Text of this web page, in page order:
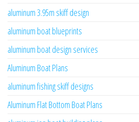
aluminum 3.95m skiff design
aluminum boat blueprints
aluminum boat design services
Aluminum Boat Plans
aluminum fishing skiff designs
Aluminum Flat Bottom Boat Plans